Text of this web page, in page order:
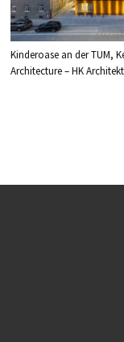
Kinderoase an der TUM,
Architecture – HK